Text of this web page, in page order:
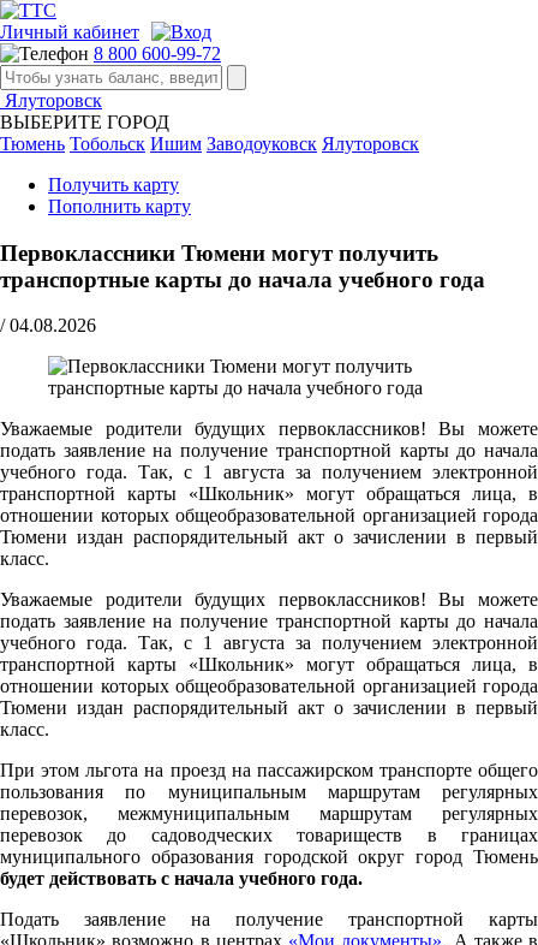
Личный кабинет
8 800 600-99-72
Ялуторовск
ВЫБЕРИТЕ ГОРОД
Тюмень Тобольск Ишим Заводоуковск Ялуторовск
Получить карту
Пополнить карту
Первоклассники Тюмени могут получить
транспортные карты до начала учебного года
/ 04.08.2026
Уважаемые родители будущих первоклассников! Вы можете
подать заявление на получение транспортной карты до начала
учебного года. Так, с 1 августа за получением электронной
транспортной карты «Школьник» могут обращаться лица, в
отношении которых общеобразовательной организацией города
Тюмени издан распорядительный акт о зачислении в первый
класс.
Уважаемые родители будущих первоклассников! Вы можете
подать заявление на получение транспортной карты до начала
учебного года. Так, с 1 августа за получением электронной
транспортной карты «Школьник» могут обращаться лица, в
отношении которых общеобразовательной организацией города
Тюмени издан распорядительный акт о зачислении в первый
класс.
При этом льгота на проезд на пассажирском транспорте общего
пользования по муниципальным маршрутам регулярных
перевозок, межмуниципальным маршрутам регулярных
перевозок до садоводческих товариществ в границах
муниципального образования городской округ город Тюмень
будет действовать с начала учебного года.
Подать заявление на получение транспортной карты